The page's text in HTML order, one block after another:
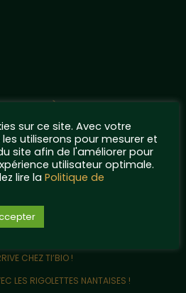
LA PLANÈTE
DE CONFIDENTIALITÉ
CHEZ TI’BIO !
LES RIGOLETTES NANTAISES !
sur ce site. Avec votre
utiliserons pour mesurer et
site afin de l'améliorer pour
utilisateur optimale.
lire la Politique de